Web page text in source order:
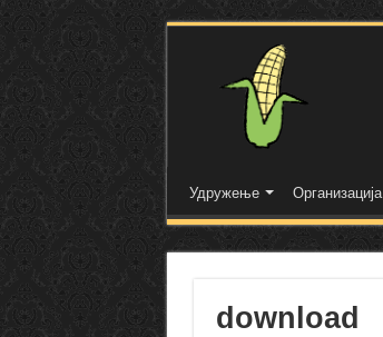
Удружење Организација
download